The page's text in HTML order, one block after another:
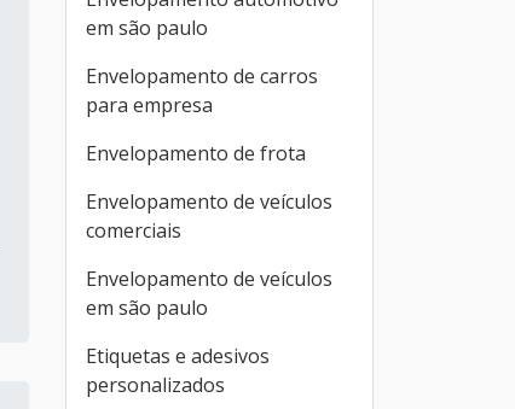
em são paulo
Envelopamento de carros
para empresa
Envelopamento de frota
Envelopamento de veículos
comerciais
Envelopamento de veículos
em são paulo
Etiquetas e adesivos
personalizados